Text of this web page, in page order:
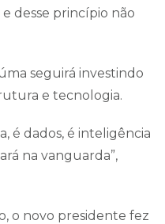
desse princípio não
seguirá investindo
e tecnologia.
é dados, é inteligência
na vanguarda”,
o novo presidente fez